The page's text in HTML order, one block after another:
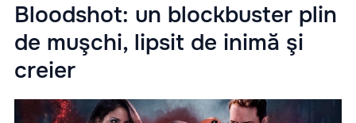
Bloodshot: un blockbuster plin
de muşchi, lipsit de inimă şi
creier